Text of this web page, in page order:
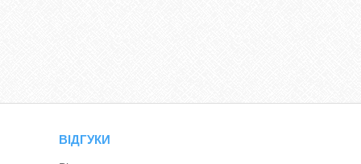
ВІДГУКИ